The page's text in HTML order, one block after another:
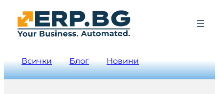
Всички Блог Новини